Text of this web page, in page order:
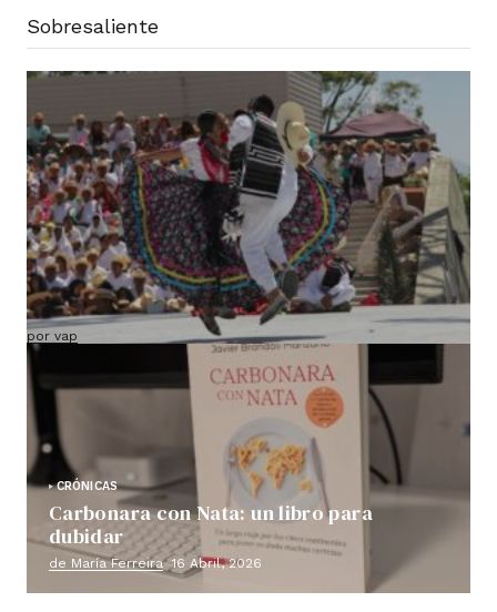
Sobresaliente
Ruta VAP por México (saída confirmada e
grupo xa pechado)
por vap
CRÓNICAS
Carbonara con Nata: un libro para
dubidar
de María Ferreira 16 Abril, 2026